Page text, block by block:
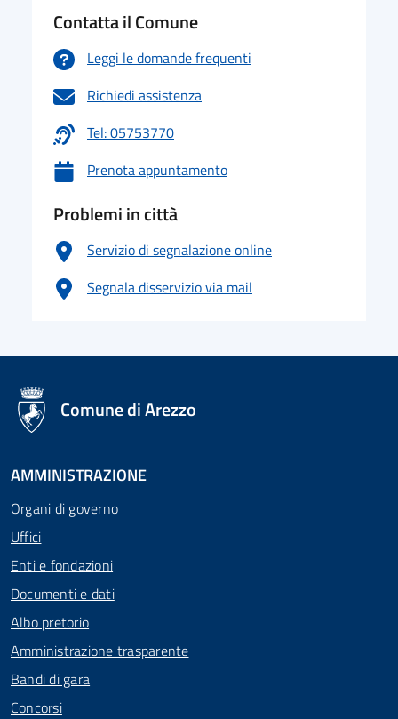
Contatta il Comune
Leggi le domande frequenti
Richiedi assistenza
Tel: 05753770
Prenota appuntamento
Problemi in città
Servizio di segnalazione online
Segnala disservizio via mail
logo Unione Europea
Comune di Arezzo
AMMINISTRAZIONE
Organi di governo
Uffici
Enti e fondazioni
Documenti e dati
Albo pretorio
Amministrazione trasparente
Bandi di gara
Concorsi